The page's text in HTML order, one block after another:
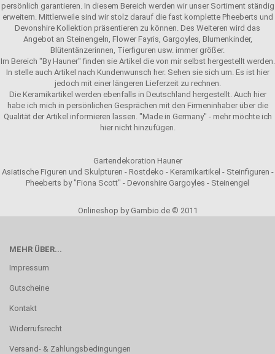
persönlich garantieren. In diesem Bereich werden wir unser Sortiment ständig
erweitern. Mittlerweile sind wir stolz darauf die fast komplette Pheeberts und
Devonshire Kollektion präsentieren zu können. Des Weiteren wird das
Angebot an Steinengeln, Flower Fayris, Gargoyles, Blumenkinder,
Blütentänzerinnen, Tierfiguren usw. immer größer.
Im Bereich "By Hauner" finden sie Artikel die von mir selbst hergestellt werden.
In stelle auch Artikel nach Kundenwunsch her. Sehen sie sich um. Es ist hier
jedoch mit einer längeren Lieferzeit zu rechnen.
Die Keramikartikel werden ebenfalls in Deutschland hergestellt. Auch hier
habe ich mich in persönlichen Gesprächen mit den Firmeninhaber über die
Qualität der Artikel informieren lassen. "Made in Germany" - mehr möchte ich
hier nicht hinzufügen.
Gartendekoration Hauner
Asiatische Figuren und Skulpturen - Rostdeko - Keramikartikel - Steinfiguren -
Pheeberts by "Fiona Scott" - Devonshire Gargoyles - Steinengel
Onlineshop by Gambio.de © 2011
MEHR ÜBER...
Impressum
Gutscheine
Kontakt
Widerrufsrecht
Versand- & Zahlungsbedingungen